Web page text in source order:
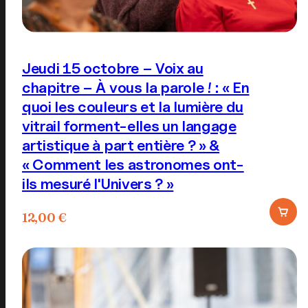
Jeudi 15 octobre – Voix au
chapitre – À vous la parole ! : « En
quoi les couleurs et la lumière du
vitrail forment-elles un langage
artistique à part entière ? » &
« Comment les astronomes ont-
ils mesuré l'Univers ? »
12,00€